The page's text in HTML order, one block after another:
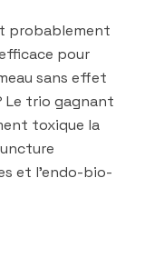
probablement
pour
sans effet
Le trio gagnant
toxique la
et l'endo-bio-